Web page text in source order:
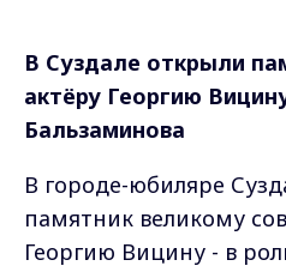
В Суздале открыли
актёру Георгию
Бальзаминова
В городе-юбиляре
памятник великому
Георгию Вицину - в